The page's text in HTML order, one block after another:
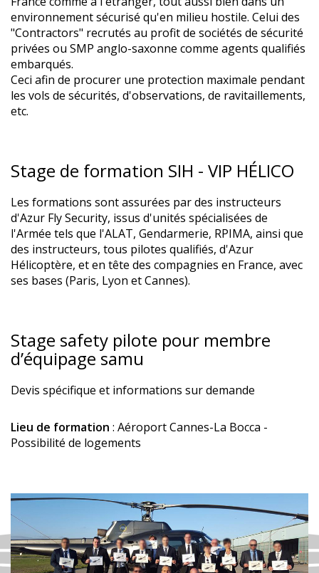
environnement sécurisé qu'en milieu hostile. Celui des
"Contractors" recrutés au profit de sociétés de sécurité
privées ou SMP anglo-saxonne comme agents qualifiés
embarqués.
Ceci afin de procurer une protection maximale pendant
les vols de sécurités, d'observations, de ravitaillements,
etc.
Stage de formation SIH - VIP HÉLICO
Les formations sont assurées par des instructeurs
d'Azur Fly Security, issus d'unités spécialisées de
l'Armée tels que l'ALAT, Gendarmerie, RPIMA, ainsi que
des instructeurs, tous pilotes qualifiés, d'Azur
Hélicoptère, et en tête des compagnies en France, avec
ses bases (Paris, Lyon et Cannes).
Stage safety pilote pour membre
d’équipage samu
Devis spécifique et informations sur demande
Lieu de formation : Aéroport Cannes-La Bocca -
Possibilité de logements